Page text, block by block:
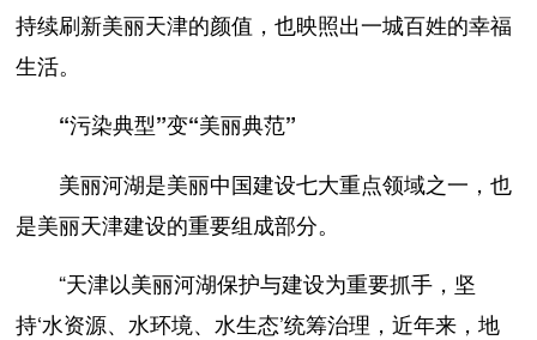
持续刷新美丽天津的颜值，也映照出一城百姓的幸福
生活。
“污染典型”变“美丽典范”
美丽河湖是美丽中国建设七大重点领域之一，也
是美丽天津建设的重要组成部分。
“天津以美丽河湖保护与建设为重要抓手，坚
持‘水资源、水环境、水生态’统筹治理，近年来，地